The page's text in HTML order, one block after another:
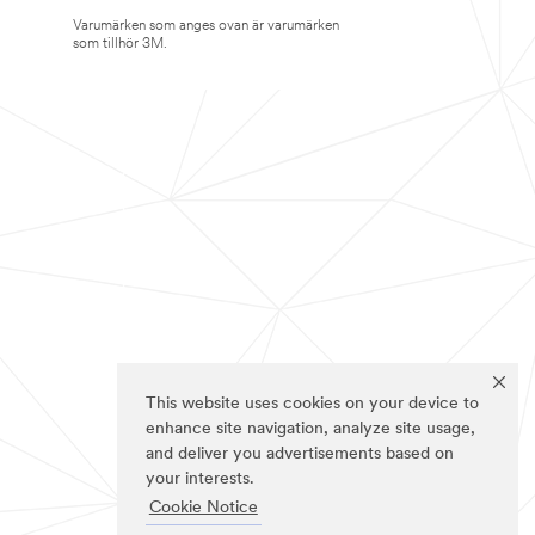
This website uses cookies on your device to
enhance site navigation, analyze site usage,
and deliver you advertisements based on
your interests.
Cookie Notice
Varumärken som anges ovan är varumärken
som tillhör 3M.